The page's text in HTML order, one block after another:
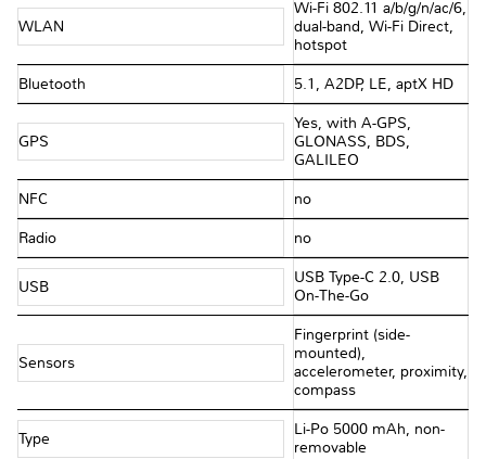
WLAN
Wi-Fi 802.11 a/b/g/n/ac/6,
dual-band, Wi-Fi Direct,
hotspot
Bluetooth 5.1, A2DP, LE, aptX HD
GPS
Yes, with A-GPS,
GLONASS, BDS,
GALILEO
NFC no
Radio no
USB
USB Type-C 2.0, USB
On-The-Go
Sensors
Fingerprint (side-
mounted),
accelerometer, proximity,
compass
Type
Li-Po 5000 mAh, non-
removable